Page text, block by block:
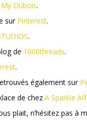
My Dubois.
sur Pinterest.
.
de 1000threads.
.
également sur
de chezA Sparkle
plait, n’hésitez pas